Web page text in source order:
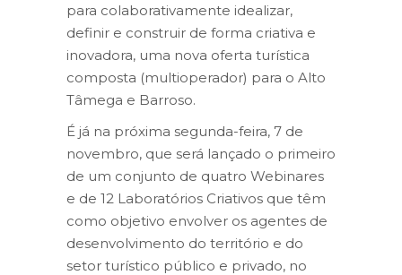
para colaborativamente idealizar,
definir e construir de forma criativa e
inovadora, uma nova oferta turística
composta (multioperador) para o Alto
Tâmega e Barroso.
É já na próxima segunda-feira, 7 de
novembro, que será lançado o primeiro
de um conjunto de quatro Webinares
e de 12 Laboratórios Criativos que têm
como objetivo envolver os agentes de
desenvolvimento do território e do
setor turístico público e privado, no